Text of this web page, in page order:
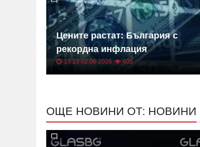
Цените растат: България с
рекордна инфлация
13:13 02.06.2026 601
ОЩЕ НОВИНИ ОТ: НОВИНИ